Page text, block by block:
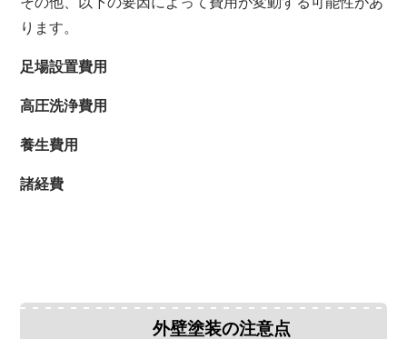
ります。
足場設置費用
高圧洗浄費用
養生費用
諸経費
外壁塗装の注意点